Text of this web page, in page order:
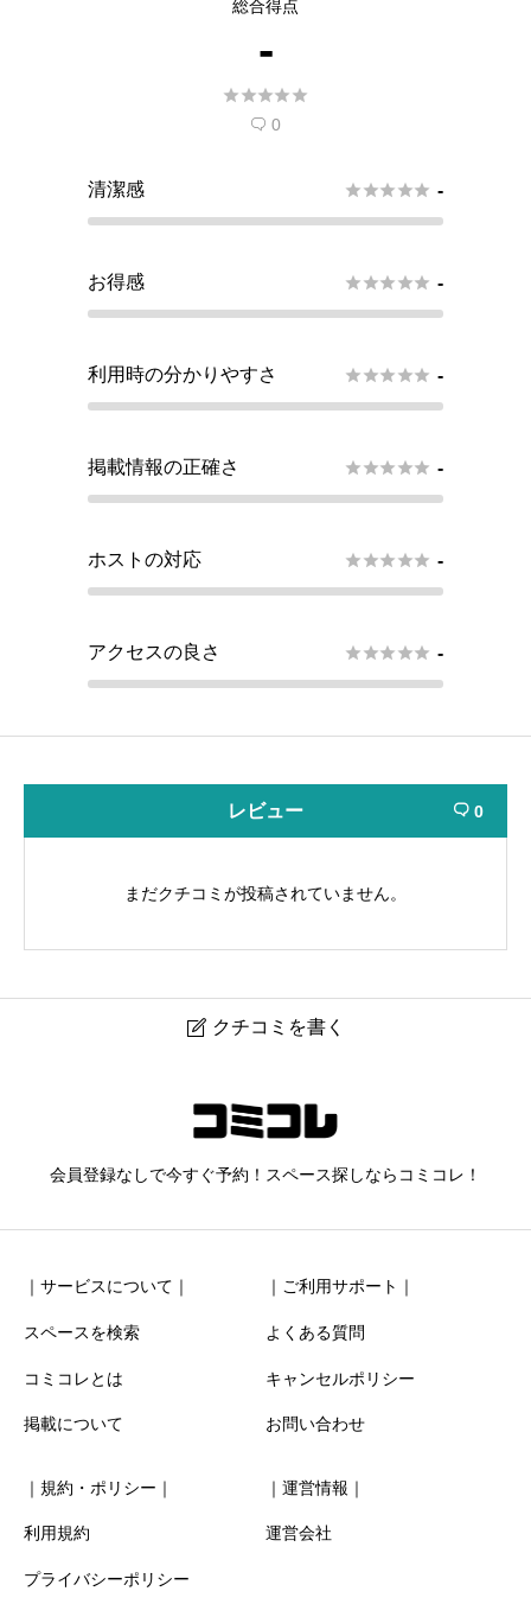
総合得点
-

 0
清潔感  -
お得感  -
利用時の分かりやすさ  -
掲載情報の正確さ  -
ホストの対応  -
アクセスの良さ  -
レビュー  0
まだクチコミが投稿されていません。
 クチコミを書く
ニックネーム 任意
清潔感
お得感
星の数をお選びください
会員登録なしで今すぐ予約！スペース探しならコミコレ！
｜サービスについて｜
スペースを検索
コミコレとは
掲載について
｜ご利用サポート｜
よくある質問
キャンセルポリシー
お問い合わせ
｜規約・ポリシー｜
利用規約
プライバシーポリシー
｜運営情報｜
運営会社